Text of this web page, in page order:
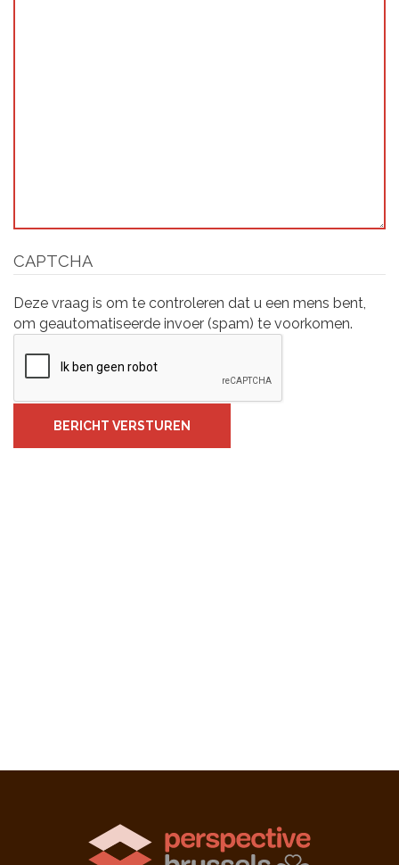
CAPTCHA
Deze vraag is om te controleren dat u een mens bent,
om geautomatiseerde invoer (spam) te voorkomen.